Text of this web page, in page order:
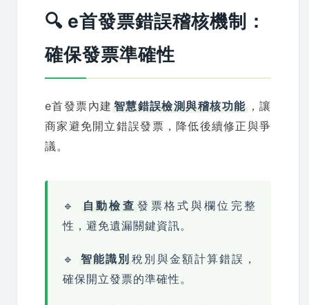
🔍 e首發票錯誤稽核機制：
確保發票準確性
e首發票內建 智慧錯誤檢測與稽核功能 ，讓
商家避免開立錯誤發票，降低後續修正與爭
議。
🔹 自動檢查 發票格式與欄位完整
性，避免遺漏關鍵資訊。
🔹 智能識別 稅別與金額計算錯誤，
確保開立發票的準確性。